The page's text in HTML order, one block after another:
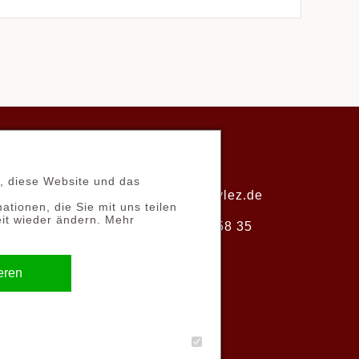
kontakt@boostylez.de
Tel.: 03628 58 58 35
diese Website und das
die Sie mit uns teilen
wieder ändern. Mehr